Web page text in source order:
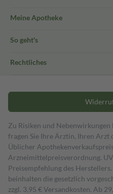
Meine Apotheke
So geht's
Rechtliches
Zu Risiken und Nebenwirkungen
fragen Sie Ihre Ärztin, Ihren Arzt
Üblicher
Arzneimittelpreisverordnung.
Preisempfehlung des
beinhalten die gesetzlich
zzgl. 3,95 € Versandkosten. Ab